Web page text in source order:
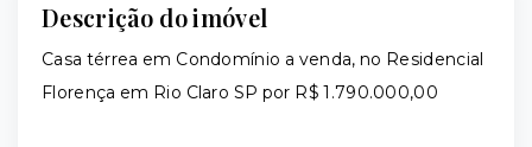
Descrição do imóvel
Casa térrea em Condomínio a venda, no Residencial
Florença em Rio Claro SP por R$ 1.790.000,00